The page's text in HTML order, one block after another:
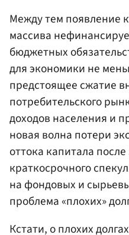
Между тем появление
массива
бюджетных
для экономики не
предстоящее сжатие
потребительского
доходов населения и
новая волна потери
оттока капитала
краткосрочного
на фондовых и
проблема «плохих»
Кстати, о плохих